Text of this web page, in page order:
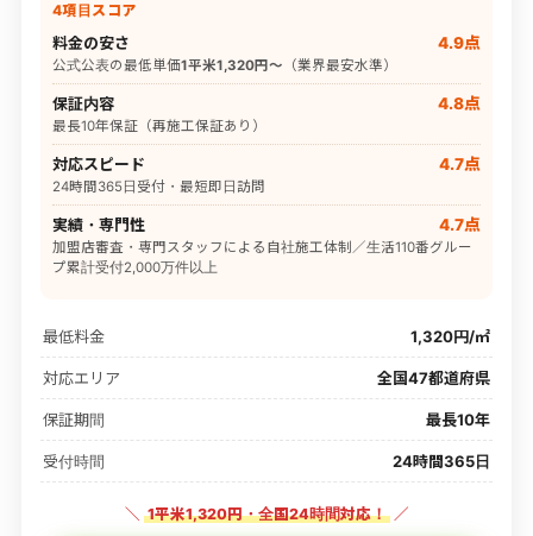
4項目スコア
料金の安さ 4.9点
公式公表の最低単価1平米1,320円〜 （業界最安水準）
保証内容 4.8点
最長10年保証（再施工保証あり）
対応スピード 4.7点
24時間365日受付・最短即日訪問
実績・専門性 4.7点
加盟店審査・専門スタッフによる自社施工体制／生活110番グルー
プ累計受付2,000万件以上
最低料金 1,320円/㎡
対応エリア 全国47都道府県
保証期間 最長10年
受付時間 24時間365日
＼ 1平米1,320円・全国24時間対応！ ／